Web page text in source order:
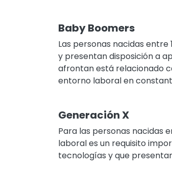
Baby Boomers
Las personas nacidas
y presentan disposición a
afrontan está relacionado
entorno laboral en
Generación X
Para las personas nacidas
laboral es un requisito
tecnologías y que